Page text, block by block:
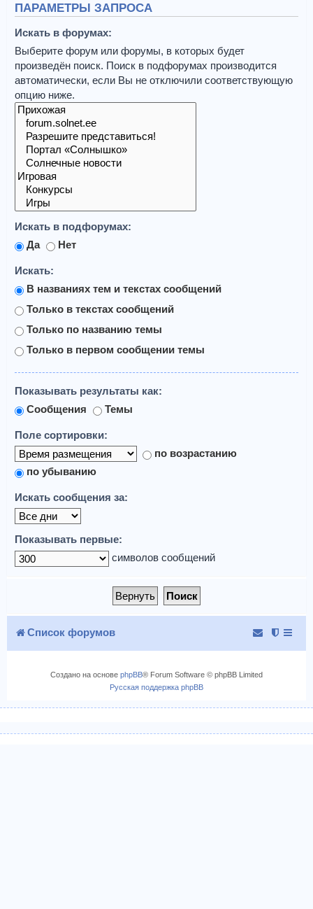
ПАРАМЕТРЫ ЗАПРОСА
Искать в форумах:
Выберите форум или форумы, в которых будет
произведён поиск. Поиск в подфорумах производится
автоматически, если Вы не отключили соответствующую
опцию ниже.
Искать в подфорумах:
Да
Нет
Искать:
В названиях тем и текстах сообщений
Только в текстах сообщений
Только по названию темы
Только в первом сообщении темы
Показывать результаты как:
Сообщения
Темы
Поле сортировки:
по возрастанию
по убыванию
Искать сообщения за:
Показывать первые:
символов сообщений
Список форумов
Создано на основе phpBB® Forum Software © phpBB Limited
Русская поддержка phpBB